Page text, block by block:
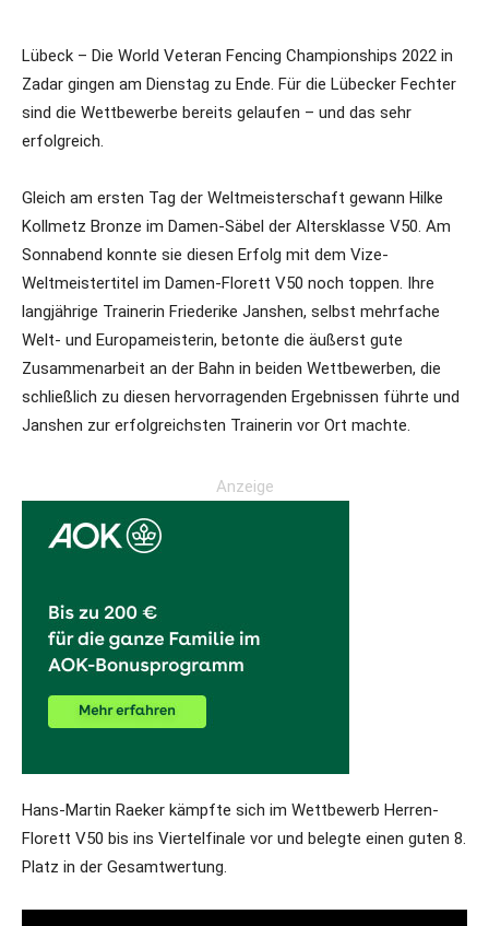
Lübeck – Die World Veteran Fencing Championships 2022 in
Zadar gingen am Dienstag zu Ende. Für die Lübecker Fechter
sind die Wettbewerbe bereits gelaufen – und das sehr
erfolgreich.
Gleich am ersten Tag der Weltmeisterschaft gewann Hilke
Kollmetz Bronze im Damen-Säbel der Altersklasse V50. Am
Sonnabend konnte sie diesen Erfolg mit dem Vize-
Weltmeistertitel im Damen-Florett V50 noch toppen. Ihre
langjährige Trainerin Friederike Janshen, selbst mehrfache
Welt- und Europameisterin, betonte die äußerst gute
Zusammenarbeit an der Bahn in beiden Wettbewerben, die
schließlich zu diesen hervorragenden Ergebnissen führte und
Janshen zur erfolgreichsten Trainerin vor Ort machte.
Anzeige
Hans-Martin Raeker kämpfte sich im Wettbewerb Herren-
Florett V50 bis ins Viertelfinale vor und belegte einen guten 8.
Platz in der Gesamtwertung.